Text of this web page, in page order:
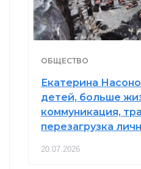
ОБЩЕСТВО
Екатерина
детей, больше
коммуникация,
перезагрузка
20.07.2026